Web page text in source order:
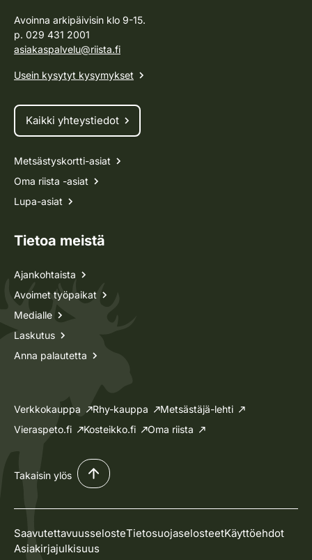
Avoinna arkipäivisin klo 9-15.
p. 029 431 2001
asiakaspalvelu@riista.fi
Usein kysytyt kysymykset
Kaikki yhteystiedot
Metsästyskortti-asiat
Oma riista -asiat
Lupa-asiat
Tietoa meistä
Ajankohtaista
Avoimet työpaikat
Medialle
Laskutus
Anna palautetta
Verkkokauppa Rhy-kauppa
Metsästäjä-lehti
Vieraspeto.fi
Kosteikko.fi Oma riista
Takaisin ylös
SaavutettavuusselosteTietosuojaselosteetKäyttöehdot
Asiakirjajulkisuus